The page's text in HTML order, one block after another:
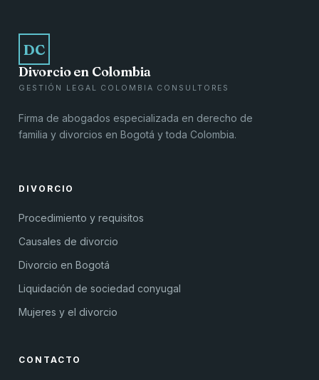
DC
Divorcio en Colombia
GESTIÓN LEGAL COLOMBIA CONSULTORES
Firma de abogados especializada en derecho de
familia y divorcios en Bogotá y toda Colombia.
DIVORCIO
Procedimiento y requisitos
Causales de divorcio
Divorcio en Bogotá
Liquidación de sociedad conyugal
Mujeres y el divorcio
CONTACTO